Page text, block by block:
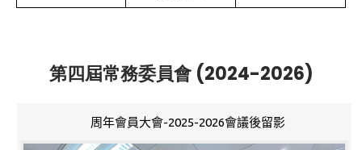
第四屆常務委員會 (2024-2026)
周年會員大會-2025-2026會議後留影